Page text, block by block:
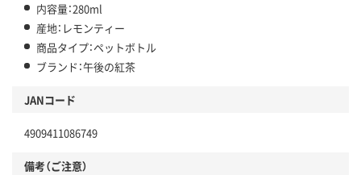
内容量：280ml
産地：レモンティー
商品タイプ：ペットボトル
ブランド：午後の紅茶
JANコード
4909411086749
備考（ご注意）